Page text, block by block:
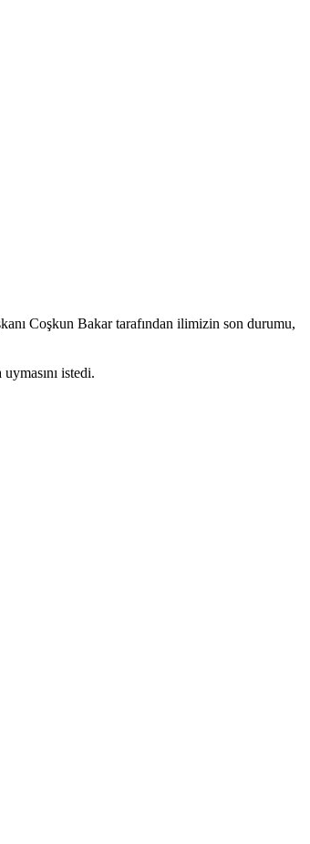
Coşkun Bakar tarafından ilimizin son durumu,
istedi.